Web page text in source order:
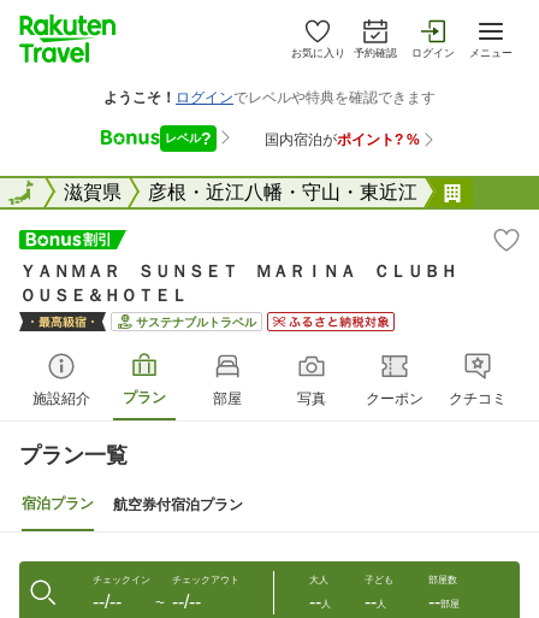
お気に入り 予約確認 ログイン メニュー
全国滋賀県 彦根・近江八幡・守山・東近江
全国
ＹＡＮＭＡＲ ＳＵＮＳＥＴ ＭＡＲＩＮＡ ＣＬＵＢＨ
ＯＵＳＥ＆ＨＯＴＥＬ
サステナブルトラベル
施設紹介 プラン 部屋 写真 クーポン クチコミ
プラン一覧
宿泊プラン 航空券付宿泊プラン
チェックイン
--/-- 〜
チェックアウト
--/--
大人
--人
子ども
--人
部屋数
--部屋